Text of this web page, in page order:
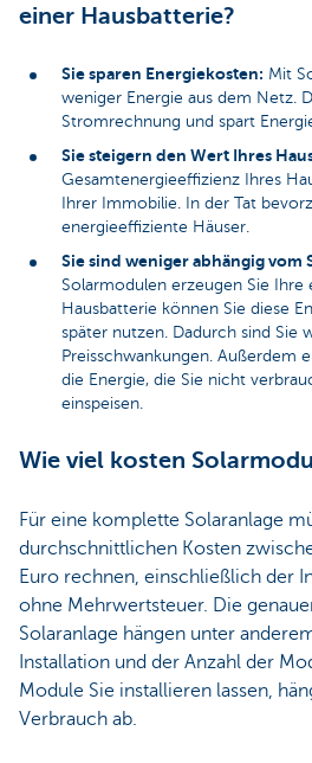
einer Hausbatterie?
Sie sparen Energiekosten: Mit
weniger Energie aus dem Netz.
Stromrechnung und spart
Sie steigern den Wert Ihres
Gesamtenergieeffizienz Ihres
Ihrer Immobilie. In der Tat
energieeffiziente Häuser.
Sie sind weniger abhängig vom
Solarmodulen erzeugen Sie Ihre
Hausbatterie können Sie diese
später nutzen. Dadurch sind Sie
Preisschwankungen. Außerdem
die Energie, die Sie nicht
einspeisen.
Wie viel kosten
Für eine komplette Solaranlage
durchschnittlichen Kosten
Euro rechnen, einschließlich der
ohne Mehrwertsteuer. Die
Solaranlage hängen unter
Installation und der Anzahl der
Module Sie installieren lassen,
Verbrauch ab.